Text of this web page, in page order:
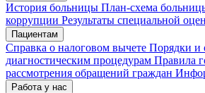
Подтвердить запись Отмена
Мои записи
История больницы План-схема
коррупции Результаты специальной
Пациентам
Справка о налоговом вычете Порядки и
диагностическим процедурам Правила
рассмотрения обращений граждан
Работа у нас